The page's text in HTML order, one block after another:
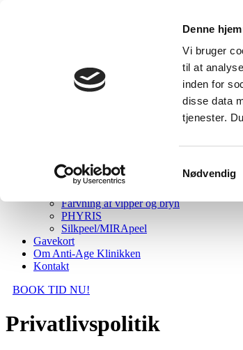
Denne
Vi bruger
til at
inden for
disse data
tjenester.
Nødvendig
Ansigtsbehandlinger
Specialbehandlinger og Kurforløb
Farvning af vipper og bryn
PHYRIS
Silkpeel/MIRApeel
Gavekort
Om Anti-Age Klinikken
Kontakt
BOOK TID NU!
Privatlivspolitik